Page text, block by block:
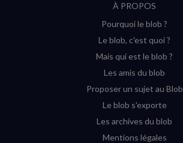
Instagram
(nouvelle
sur
Facebook
(nouvelle
À PROPOS
Pourquoi le blob ?
Le blob, c'est quoi ?
Mais qui est le blob ?
Les amis du blob
Proposer un sujet au Blob
Le blob s'exporte
Les archives du blob
Mentions légales